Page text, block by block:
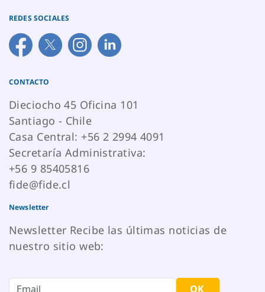
REDES SOCIALES
CONTACTO
Dieciocho 45 Oficina 101
Santiago - Chile
Casa Central: +56 2 2994 4091
Secretaría Administrativa:
+56 9 85405816
fide@fide.cl
Newsletter
Newsletter Recibe las últimas noticias de
nuestro sitio web:
OK